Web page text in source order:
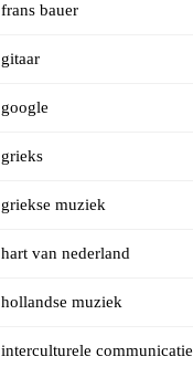
frans bauer
gitaar
google
grieks
griekse muziek
hart van nederland
hollandse muziek
interculturele communicatie